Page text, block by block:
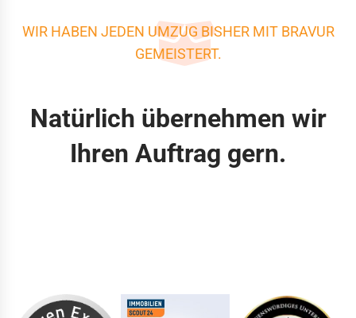
WIR HABEN JEDEN UMZUG BISHER MIT BRAVUR
GEMEISTERT.
Natürlich übernehmen wir
Ihren Auftrag gern.